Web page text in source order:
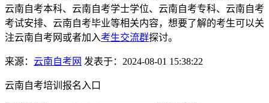
云南自考本科、云南自考学士学位、云南自考专科、云南自考
考试安排、云南自考毕业等相关内容，想要了解的考生可以关
注云南自考网或者加入考生交流群探讨。
来源： 云南自考网 发表于：2024-08-01 15:38:22
云南自考培训报名入口